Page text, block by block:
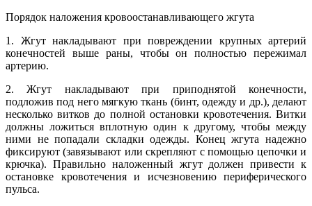
Порядок наложения кровоостанавливающего жгута
1. Жгут накладывают при повреждении крупных артерий
конечностей выше раны, чтобы он полностью пережимал
артерию.
2. Жгут накладывают при приподнятой конечности,
подложив под него мягкую ткань (бинт, одежду и др.), делают
несколько витков до полной остановки кровотечения. Витки
должны ложиться вплотную один к другому, чтобы между
ними не попадали складки одежды. Конец жгута надежно
фиксируют (завязывают или скрепляют с помощью цепочки и
крючка). Правильно наложенный жгут должен привести к
остановке кровотечения и исчезновению периферического
пульса.